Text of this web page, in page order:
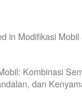
in Modifikasi Mobil
Kombinasi
dan